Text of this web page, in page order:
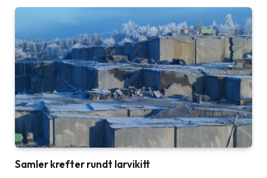
Samler krefter rundt larvikitt